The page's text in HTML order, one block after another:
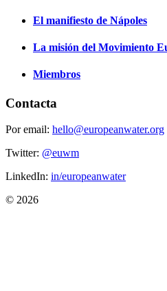
El manifiesto de Nápoles
La misión del Movimiento
Miembros
Contacta
Por email: hello@europeanwater.org
Twitter: @euwm
LinkedIn: in/europeanwater
© 2026